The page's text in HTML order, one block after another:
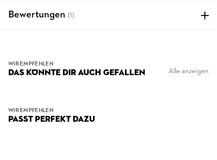
Bewertungen (1)
WIR EMPFEHLEN
DAS KÖNNTE DIR AUCH GEFALLEN Alle anzeigen
WIR EMPFEHLEN
PASST PERFEKT DAZU